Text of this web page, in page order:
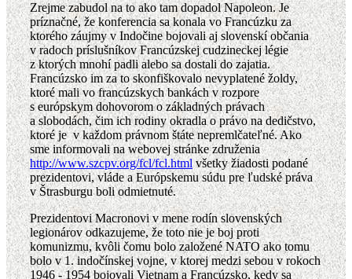
Zrejme zabudol na to ako tam dopadol Napoleon. Je
príznačné, že konferencia sa konala vo Francúzku za
ktorého záujmy v Indočine bojovali aj slovenskí občania
v radoch príslušníkov Francúzskej cudzineckej légie
z ktorých mnohí padli alebo sa dostali do zajatia.
Francúzsko im za to skonfiškovalo nevyplatené žoldy,
ktoré mali vo francúzskych bankách v rozpore
s európskym dohovorom o základných právach
a slobodách, čim ich rodiny okradla o právo na dedičstvo,
ktoré je v každom právnom štáte nepremlčateľné. Ako
sme informovali na webovej stránke združenia
http://www.szcpv.org/fcl/fcl.htmlvšetky žiadosti podané
prezidentovi, vláde a Európskemu súdu pre ľudské práva
v Štrasburgu boli odmietnuté.
Prezidentovi Macronovi v mene rodín slovenských
legionárov odkazujeme, že toto nie je boj proti
komunizmu, kvôli čomu bolo založené NATO ako tomu
bolo v 1. indočínskej vojne, v ktorej medzi sebou v rokoch
1946 - 1954 bojovali Vietnam a Francúzsko, kedy sa